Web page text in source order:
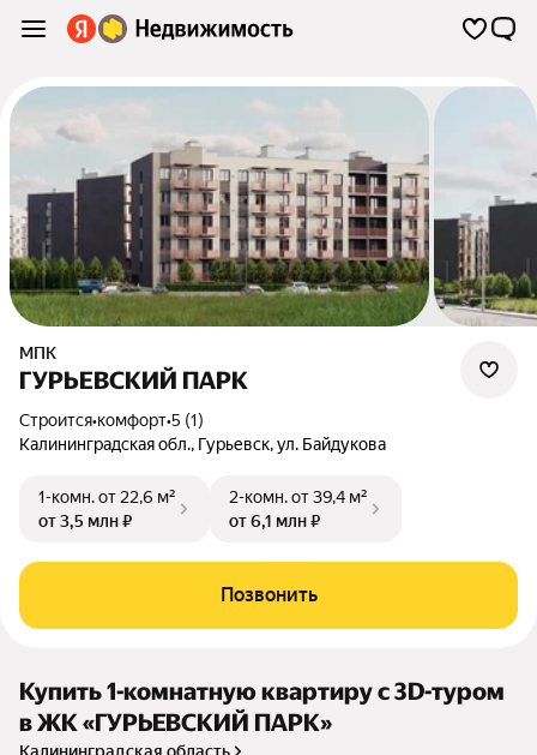
МПК
ГУРЬЕВСКИЙ ПАРК
Строится•комфорт•5 (1)
Калининградская обл., Гурьевск,ул. Байдукова
1-комн.от 22,6 м²
от 3,5 млн ₽
2-комн.от 39,4 м²
от 6,1 млн ₽
Позвонить
Купить 1-комнатную квартиру c 3D-туром
в ЖК «ГУРЬЕВСКИЙ ПАРК»